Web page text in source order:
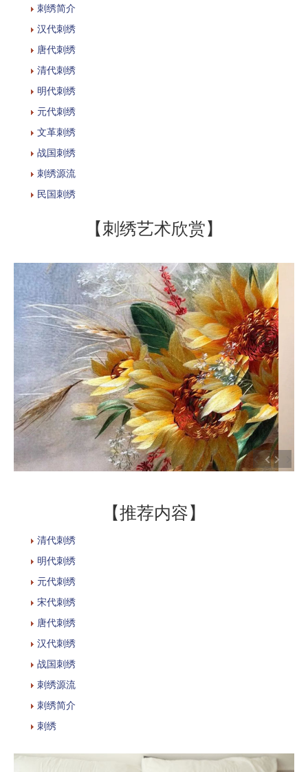
刺绣简介
汉代刺绣
唐代刺绣
清代刺绣
明代刺绣
元代刺绣
文革刺绣
战国刺绣
刺绣源流
民国刺绣
【刺绣艺术欣赏】
【推荐内容】
清代刺绣
明代刺绣
元代刺绣
宋代刺绣
唐代刺绣
汉代刺绣
战国刺绣
刺绣源流
刺绣简介
刺绣